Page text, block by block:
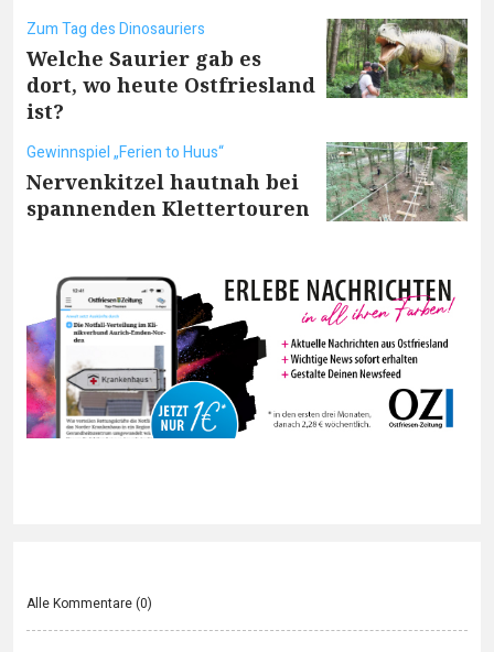
Zum Tag des Dinosauriers
Welche Saurier gab es
dort, wo heute Ostfriesland
ist?
Gewinnspiel „Ferien to Huus“
Nervenkitzel hautnah bei
spannenden Klettertouren
Alle Kommentare (0)